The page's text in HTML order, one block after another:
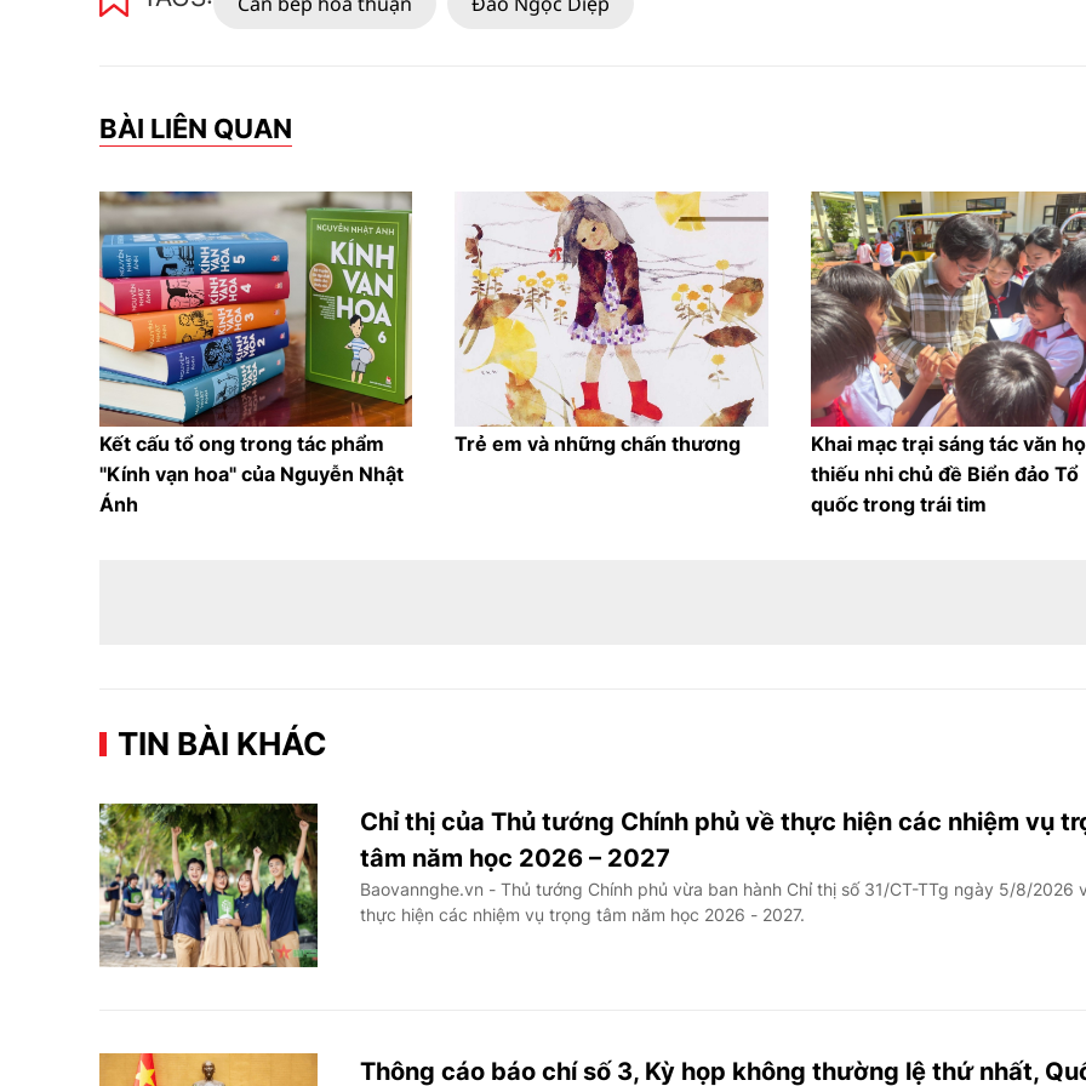
BÀI LIÊN QUAN
Kết cấu tổ ong trong tác phẩm
"Kính vạn hoa" của Nguyễn Nhật
Ánh
Trẻ em và những chấn thương
Khai mạc trại sáng tác văn
thiếu nhi chủ đề Biển đảo Tổ
quốc trong trái tim
TIN BÀI KHÁC
Chỉ thị của Thủ tướng Chính phủ về thực hiện các nhiệm vụ
tâm năm học 2026 – 2027
Baovannghe.vn - Thủ tướng Chính phủ vừa ban hành Chỉ thị số 31/CT-TTg ngày 5/8/2026
thực hiện các nhiệm vụ trọng tâm năm học 2026 - 2027.
Thông cáo báo chí số 3, Kỳ họp không thường lệ thứ nhất,